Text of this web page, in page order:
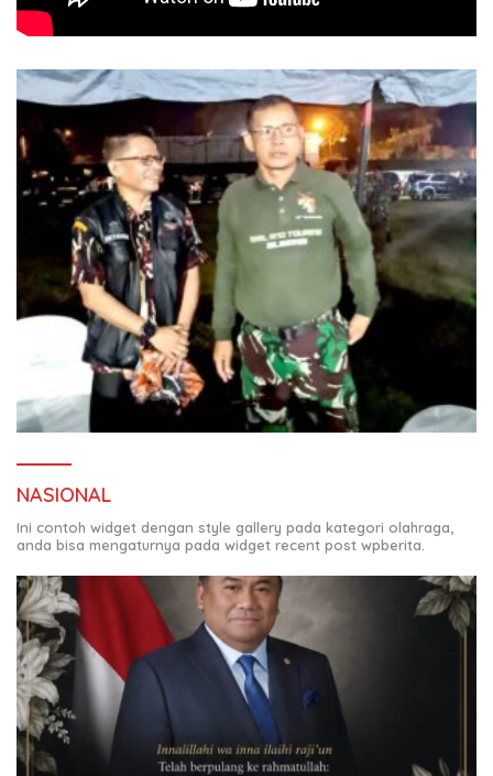
NASIONAL
Ini contoh widget dengan style gallery pada kategori olahraga,
anda bisa mengaturnya pada widget recent post wpberita.